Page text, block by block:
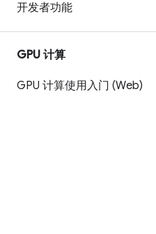
开发者功能
GPU 计算
GPU 计算使用入门 (Web)